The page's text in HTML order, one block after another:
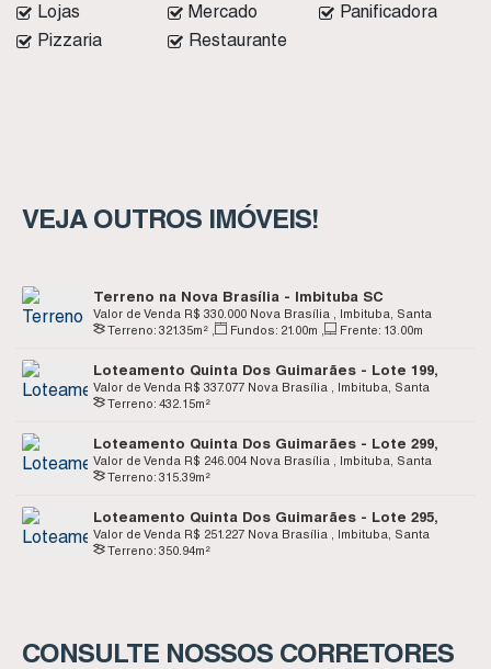
Lojas
Mercado
Panificadora
Pizzaria
Restaurante
VEJA OUTROS IMÓVEIS!
Terreno na Nova Brasília - Imbituba SC
R$ 330.000
Valor de Venda
Nova Brasília , Imbituba, Santa
Catarina, Brasil
Terreno: 321 .35m² Fundos: 21 .00m Frente: 13 .00m
Loteamento Quinta Dos Guimarães - Lote 199,
Quadra J - Nova Brasília - Imbituba SC
R$ 337.077
Valor de Venda
Nova Brasília , Imbituba, Santa
Catarina, Brasil
Terreno: 432 .15m²
Loteamento Quinta Dos Guimarães - Lote 299,
Quadra M - Nova Brasília - Imbituba SC
R$ 246.004
Valor de Venda
Nova Brasília , Imbituba, Santa
Catarina, Brasil
Terreno: 315 .39m²
Loteamento Quinta Dos Guimarães - Lote 295,
Quadra L - Nova Brasília - Imbituba SC
R$ 251.227
Valor de Venda
Nova Brasília , Imbituba, Santa
Catarina, Brasil
Terreno: 350 .94m²
CONSULTE NOSSOS CORRETORES